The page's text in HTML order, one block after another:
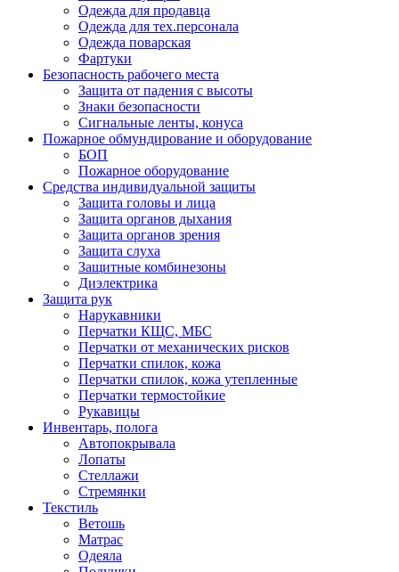
Одежда для продавца
Одежда для тех.персонала
Одежда поварская
Фартуки
Безопасность рабочего места
Защита от падения с высоты
Знаки безопасности
Сигнальные ленты, конуса
Пожарное обмундирование и оборудование
БОП
Пожарное оборудование
Средства индивидуальной защиты
Защита головы и лица
Защита органов дыхания
Защита органов зрения
Защита слуха
Защитные комбинезоны
Диэлектрика
Защита рук
Нарукавники
Перчатки КЩС, МБС
Перчатки от механических рисков
Перчатки спилок, кожа
Перчатки спилок, кожа утепленные
Перчатки термостойкие
Рукавицы
Инвентарь, полога
Автопокрывала
Лопаты
Стеллажи
Стремянки
Текстиль
Ветошь
Матрас
Одеяла